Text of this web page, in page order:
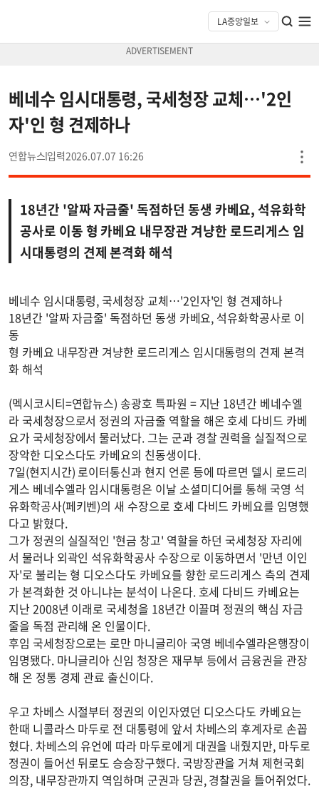
베네수 임시대통령, 국세청장 교체…'2인
자'인 형 견제하나
연합뉴스 2026.07.07 16:26
18년간 '알짜 자금줄' 독점하던 동생 카베요, 석유화학
공사로 이동 형 카베요 내무장관 겨냥한 로드리게스 임
시대통령의 견제 본격화 해석
베네수 임시대통령, 국세청장 교체…'2인자'인 형 견제하나
18년간 '알짜 자금줄' 독점하던 동생 카베요, 석유화학공사로 이
동
형 카베요 내무장관 겨냥한 로드리게스 임시대통령의 견제 본격
화 해석
(멕시코시티=연합뉴스) 송광호 특파원 = 지난 18년간 베네수엘
라 국세청장으로서 정권의 자금줄 역할을 해온 호세 다비드 카베
요가 국세청장에서 물러났다. 그는 군과 경찰 권력을 실질적으로
장악한 디오스다도 카베요의 친동생이다.
7일(현지시간) 로이터통신과 현지 언론 등에 따르면 델시 로드리
게스 베네수엘라 임시대통령은 이날 소셜미디어를 통해 국영 석
유화학공사(페키벤)의 새 수장으로 호세 다비드 카베요를 임명했
다고 밝혔다.
그가 정권의 실질적인 '현금 창고' 역할을 하던 국세청장 자리에
서 물러나 외곽인 석유화학공사 수장으로 이동하면서 '만년 이인
자'로 불리는 형 디오스다도 카베요를 향한 로드리게스 측의 견제
가 본격화한 것 아니냐는 분석이 나온다. 호세 다비드 카베요는
지난 2008년 이래로 국세청을 18년간 이끌며 정권의 핵심 자금
줄을 독점 관리해 온 인물이다.
후임 국세청장으로는 로만 마니글리아 국영 베네수엘라은행장이
임명됐다. 마니글리아 신임 청장은 재무부 등에서 금융권을 관장
해 온 정통 경제 관료 출신이다.
우고 차베스 시절부터 정권의 이인자였던 디오스다도 카베요는
한때 니콜라스 마두로 전 대통령에 앞서 차베스의 후계자로 손꼽
혔다. 차베스의 유언에 따라 마두로에게 대권을 내줬지만, 마두로
정권이 들어선 뒤로도 승승장구했다. 국방장관을 거쳐 제헌국회
의장, 내무장관까지 역임하며 군권과 당권, 경찰권을 틀어쥐었다.